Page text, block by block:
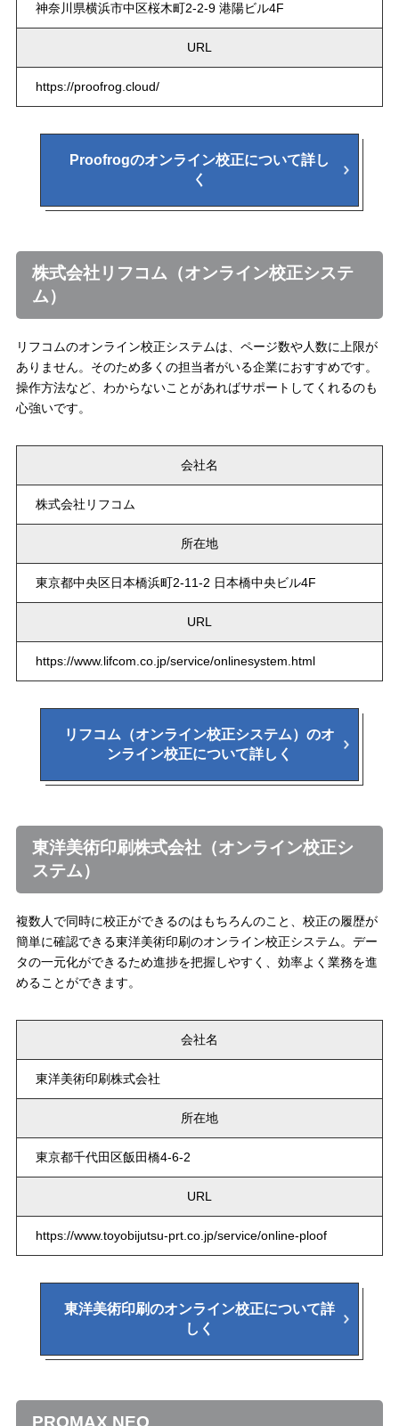
神奈川県横浜市中区桜木町2-2-9 港陽ビル4F
URL
https://proofrog.cloud/
Proofrogのオンライン校正について詳し
く
株式会社リフコム（オンライン校正システ
ム）
リフコムのオンライン校正システムは、ページ数や人数に上限が
ありません。そのため多くの担当者がいる企業におすすめです。
操作方法など、わからないことがあればサポートしてくれるのも
心強いです。
会社名
株式会社リフコム
所在地
東京都中央区日本橋浜町2-11-2 日本橋中央ビル4F
URL
https://www.lifcom.co.jp/service/onlinesystem.html
リフコム（オンライン校正システム）のオ
ンライン校正について詳しく
東洋美術印刷株式会社（オンライン校正シ
ステム）
複数人で同時に校正ができるのはもちろんのこと、校正の履歴が
簡単に確認できる東洋美術印刷のオンライン校正システム。デー
タの一元化ができるため進捗を把握しやすく、効率よく業務を進
めることができます。
会社名
東洋美術印刷株式会社
所在地
東京都千代田区飯田橋4-6-2
URL
https://www.toyobijutsu-prt.co.jp/service/online-ploof
東洋美術印刷のオンライン校正について詳
しく
PROMAX NEO